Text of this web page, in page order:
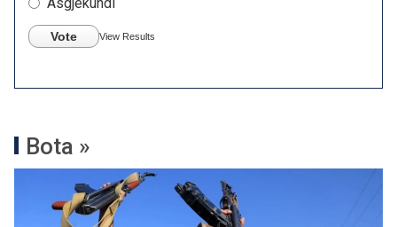
Asgjëkundi
Vote View Results
Bota »